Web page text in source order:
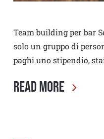
Team building per bar
solo un gruppo di
paghi uno stipendio,
Read More